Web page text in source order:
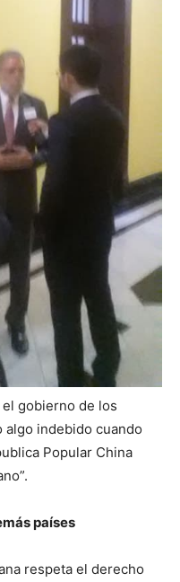
gobierno de los
algo indebido cuando
Popular China
países
respeta el derecho